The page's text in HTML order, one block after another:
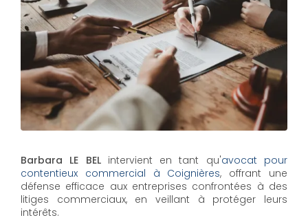
Barbara LE BELintervient en tant qu'avocat pour
contentieux commercial à Coignières, offrant une
défense efficace aux entreprises confrontées à des
litiges commerciaux, en veillant à protéger leurs
intérêts.